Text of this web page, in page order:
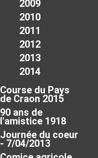
2009
2010
2011
2012
2013
2014
Course du Pays
de Craon 2015
90 ans de
l'amistice 1918
Journée du coeur
- 7/04/2013